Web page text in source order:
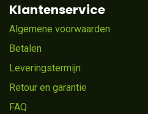
Klantenservice
Algemene voorwaarden
Betalen
Leveringstermijn
Retour en garantie
FAQ